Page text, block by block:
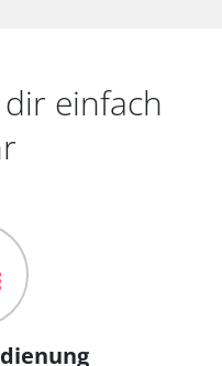
einfach